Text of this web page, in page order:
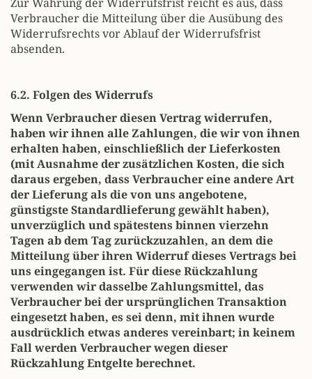
Verbraucher die Mitteilung über die Ausübung des
Widerrufsrechts vor Ablauf der Widerrufsfrist
absenden.
6.2. Folgen des Widerrufs
Wenn Verbraucher diesen Vertrag widerrufen,
haben wir ihnen alle Zahlungen, die wir von ihnen
erhalten haben, einschließlich der Lieferkosten
(mit Ausnahme der zusätzlichen Kosten, die sich
daraus ergeben, dass Verbraucher eine andere Art
der Lieferung als die von uns angebotene,
günstigste Standardlieferung gewählt haben),
unverzüglich und spätestens binnen vierzehn
Tagen ab dem Tag zurückzuzahlen, an dem die
Mitteilung über ihren Widerruf dieses Vertrags bei
uns eingegangen ist. Für diese Rückzahlung
verwenden wir dasselbe Zahlungsmittel, das
Verbraucher bei der ursprünglichen Transaktion
eingesetzt haben, es sei denn, mit ihnen wurde
ausdrücklich etwas anderes vereinbart; in keinem
Fall werden Verbraucher wegen dieser
Rückzahlung Entgelte berechnet.